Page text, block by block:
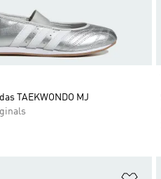
TAEKWONDO MJ